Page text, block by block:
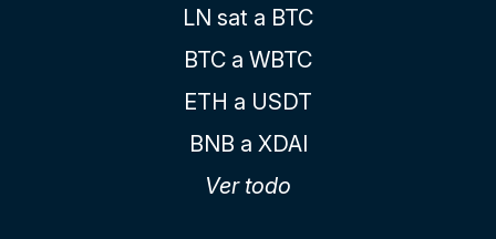
LN sat a BTC
BTC a WBTC
ETH a USDT
BNB a XDAI
Ver todo